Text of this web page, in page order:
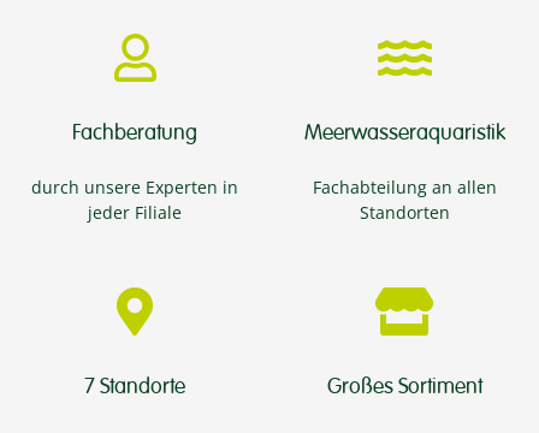
Fachberatung
durch unsere Experten in
jeder Filiale
Meerwasseraquaristik
Fachabteilung an allen
Standorten
7 Standorte Großes Sortiment